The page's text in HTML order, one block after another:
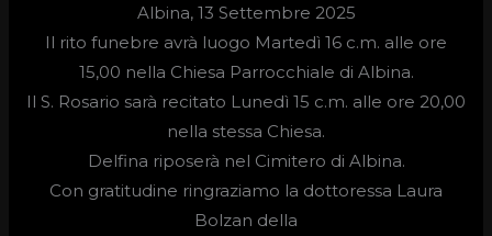
Albina, 13 Settembre 2025
Il rito funebre avrà luogo Martedì 16 c.m. alle ore
15,00 nella Chiesa Parrocchiale di Albina.
Il S. Rosario sarà recitato Lunedì 15 c.m. alle ore 20,00
nella stessa Chiesa.
Delfina riposerà nel Cimitero di Albina.
Con gratitudine ringraziamo la dottoressa Laura
Bolzan della